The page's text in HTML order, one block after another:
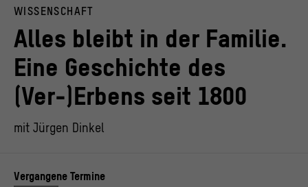
WISSENSCHAFT
Alles bleibt in der Familie.
Eine Geschichte des
(Ver-)Erbens seit 1800
mit Jürgen Dinkel
Vergangene Termine